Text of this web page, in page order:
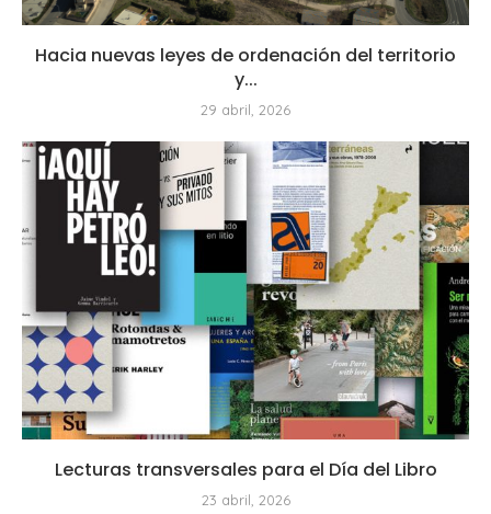
Hacia nuevas leyes de ordenación del territorio
y...
29 abril, 2026
Lecturas transversales para el Día del Libro
23 abril, 2026